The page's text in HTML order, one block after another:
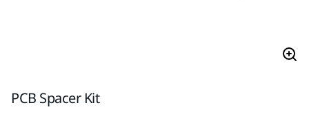
PCB Spacer Kit